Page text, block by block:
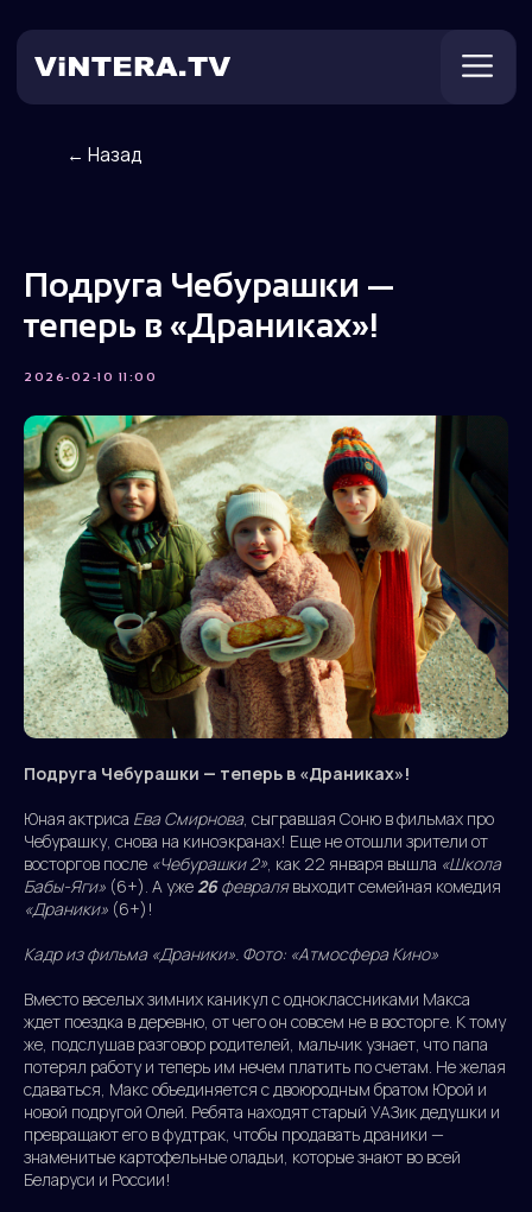
← Назад
Подруга Чебурашки —
теперь в «Драниках»!
2026-02-10 11:00
Подруга Чебурашки — теперь в «Драниках»!
Юная актриса Ева Смирнова, сыгравшая Соню в фильмах про
Чебурашку, снова на киноэкранах! Еще не отошли зрители от
восторгов после «Чебурашки 2», как 22 января вышла «Школа
Бабы-Яги» (6+). А уже26февралявыходит семейная комедия
«Драники» (6+)!
Кадр из фильма «Драники». Фото: «Атмосфера Кино»
Вместо веселых зимних каникул с одноклассниками Макса
ждет поездка в деревню, от чего он совсем не в восторге. К тому
же, подслушав разговор родителей, мальчик узнает, что папа
потерял работу и теперь им нечем платить по счетам. Не желая
сдаваться, Макс объединяется с двоюродным братом Юрой и
новой подругой Олей. Ребята находят старый УАЗик дедушки и
превращают его в фудтрак, чтобы продавать драники —
знаменитые картофельные оладьи, которые знают во всей
Беларуси и России!